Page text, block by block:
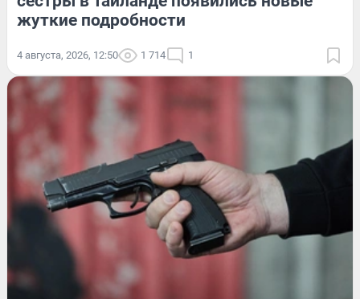
жуткие подробности
4 августа, 2026, 12:50 1 714 1